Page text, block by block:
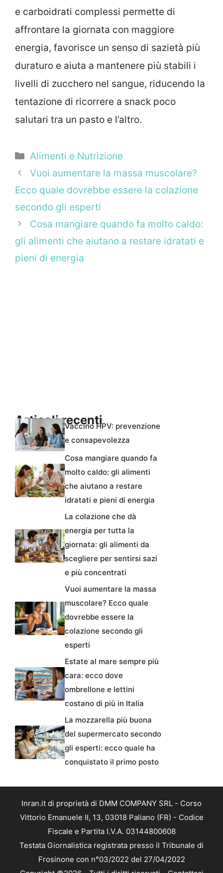
e carboidrati complessi permette di
affrontare la giornata con maggiore
energia, favorisce un senso di sazietà più
duraturo e aiuta a mantenere più stabili i
livelli di zucchero nel sangue, riducendo la
tentazione di ricorrere a snack poco
salutari tra un pasto e l’altro.
Categorie
Alimenti e Nutrizione
Vuoi aumentare la massa muscolare?
Ecco quale dovrebbe essere la colazione
secondo gli esperti
Cosa mangiare quando fa molto caldo:
gli alimenti che aiutano a restare idratati e
pieni di energia
Articoli recentiVaccino HPV: prevenzione
e consapevolezza
Cosa mangiare quando fa
molto caldo: gli alimenti
che aiutano a restare
idratati e pieni di energia
La colazione che dà
energia per tutta la
giornata: gli alimenti da
scegliere per sentirsi sazi
e più concentrati
Vuoi aumentare la massa
muscolare? Ecco quale
dovrebbe essere la
colazione secondo gli
esperti
Estate al mare sempre più
cara: ecco dove
ombrellone e lettini
costano di più in Italia
La mozzarella più buona
del supermercato secondo
gli esperti: ecco quale ha
conquistato il primo posto
Inran.it di proprietà di DMM COMPANY SRL - Corso
Vittorio Emanuele II, 13, 03018 Paliano (FR) - Codice
Fiscale e Partita I.V.A. 03144800608
Testata Giornalistica registrata presso il Tribunale di
Frosinone con n°03/2022 del 27/04/2022